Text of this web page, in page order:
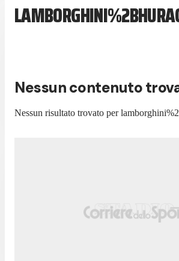
Nessun contenuto
Nessun risultato trovato per